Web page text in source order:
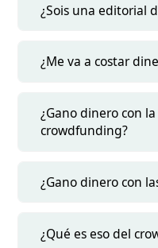
¿Sois una editorial
¿Me va a costar
¿Gano dinero con
crowdfunding?
¿Gano dinero con
¿Qué es eso del